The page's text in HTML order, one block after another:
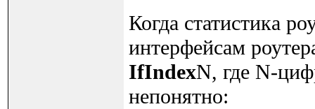
Когда статистика
интерфейсам
IfIndexN, где N-
непонятно: